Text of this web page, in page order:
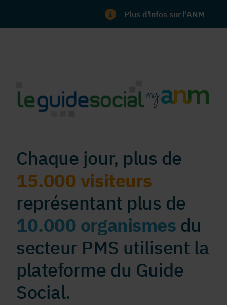
Plus d'infos sur l'ANM
Chaque jour, plus de
15.000 visiteurs
représentant plus de
10.000 organismes du
secteur PMS utilisent la
plateforme du Guide
Social.